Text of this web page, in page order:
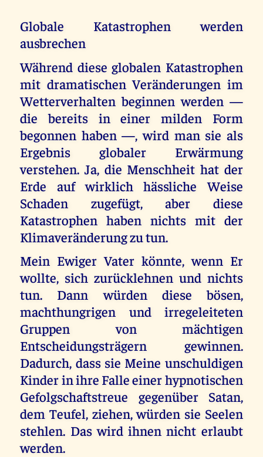
Globale Katastrophen werden
ausbrechen
Während diese globalen Katastrophen
mit dramatischen Veränderungen im
Wetterverhalten beginnen werden —
die bereits in einer milden Form
begonnen haben —, wird man sie als
Ergebnis globaler Erwärmung
verstehen. Ja, die Menschheit hat der
Erde auf wirklich hässliche Weise
Schaden zugefügt, aber diese
Katastrophen haben nichts mit der
Klimaveränderung zu tun.
Mein Ewiger Vater könnte, wenn Er
wollte, sich zurücklehnen und nichts
tun. Dann würden diese bösen,
machthungrigen und irregeleiteten
Gruppen von mächtigen
Entscheidungsträgern gewinnen.
Dadurch, dass sie Meine unschuldigen
Kinder in ihre Falle einer hypnotischen
Gefolgschaftstreue gegenüber Satan,
dem Teufel, ziehen, würden sie Seelen
stehlen. Das wird ihnen nicht erlaubt
werden.